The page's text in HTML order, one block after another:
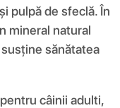
pulpă de sfeclă. În
mineral natural
sănătatea
câinii adulti,